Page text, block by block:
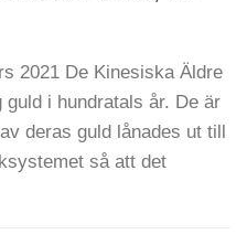
2021 De Kinesiska Äldre
guld i hundratals år. De är
deras guld lånades ut till
så att det